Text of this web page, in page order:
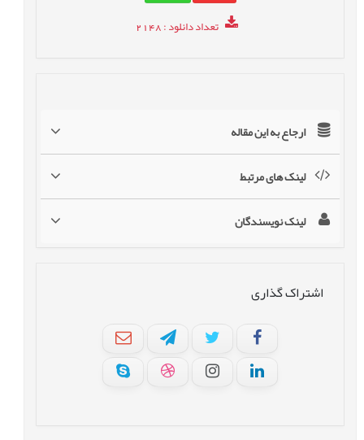
تعداد دانلود: 2148
ارجاع به این مقاله
لینک های مرتبط
لینک نویسندگان
اشتراک گذاری